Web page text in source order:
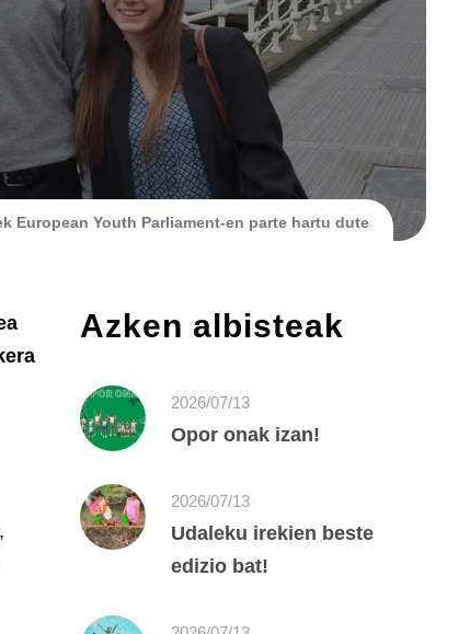
European Youth Parliament-en parte hartu dute
Azken albisteak
2026/07/13
Opor onak izan!
2026/07/13
Udaleku irekien beste
edizio bat!